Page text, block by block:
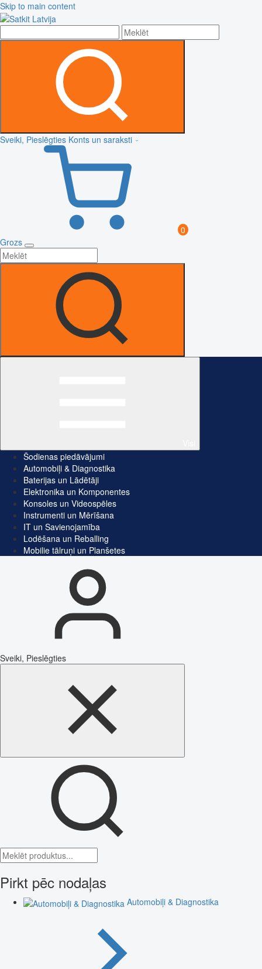
Skip to main content
Sveiki, Pieslēgties Konts un saraksti
0
Grozs
Šodienas piedāvājumi
Automobiļi & Diagnostika
Baterijas un Lādētāji
Elektronika un Komponentes
Konsoles un Videospēles
Instrumenti un Mērīšana
IT un Savienojamība
Lodēšana un Reballing
Mobilie tālruņi un Planšetes
Sveiki, Pieslēgties
Pirkt pēc nodaļas
Automobiļi & Diagnostika